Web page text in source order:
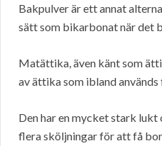
Bakpulver är ett annat
sätt som bikarbonat när det
Matättika, även känt som
av ättika som ibland
Den har en mycket stark
flera sköljningar för att få